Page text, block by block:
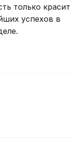
только красит
успехов в